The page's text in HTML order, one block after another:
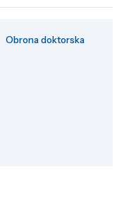
Obrona doktorska